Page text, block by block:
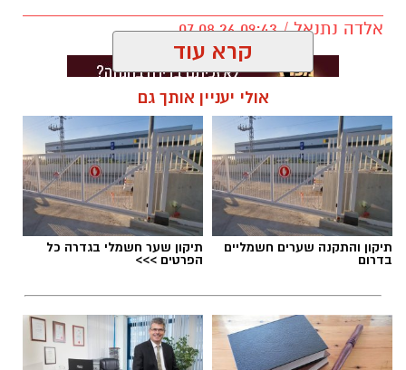
אלדה נתנאל / 09:43 07.08.26
תגים:דרושים באשדוד
קרא עוד
אולי יעניין אותך גם
תיקון והתקנה שערים חשמליים
בדרום
תיקון שער חשמלי בגדרה כל
הפרטים >>>